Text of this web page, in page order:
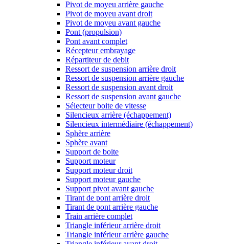
Pivot de moyeu arrière gauche
Pivot de moyeu avant droit
Pivot de moyeu avant gauche
Pont (propulsion)
Pont avant complet
Récepteur embrayage
Répartiteur de debit
Ressort de suspension arrière droit
Ressort de suspension arrière gauche
Ressort de suspension avant droit
Ressort de suspension avant gauche
Sélecteur boite de vitesse
Silencieux arrière (échappement)
Silencieux intermédiaire (échappement)
Sphère arrière
Sphère avant
Support de boite
Support moteur
Support moteur droit
Support moteur gauche
Support pivot avant gauche
Tirant de pont arrière droit
Tirant de pont arrière gauche
Train arrière complet
Triangle inférieur arrière droit
Triangle inférieur arrière gauche